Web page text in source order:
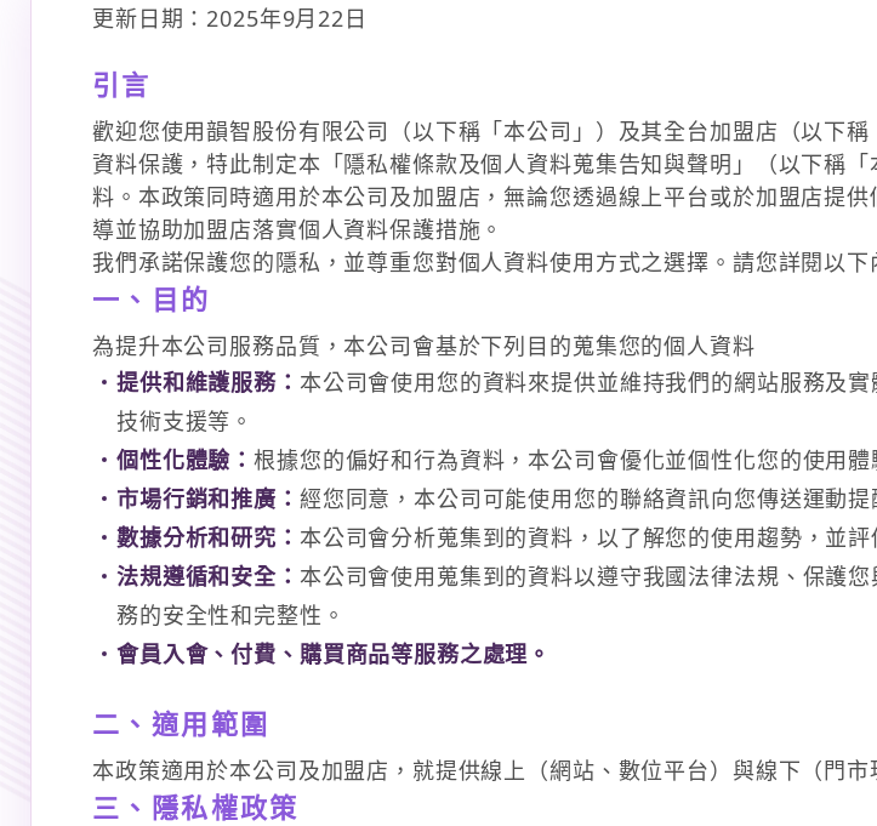
更新日期：2025年9月22日
引言
歡迎您使用韻智股份有限公司（以下稱「本公司」）及其全台加盟店（以下
資料保護，特此制定本「隱私權條款及個人資料蒐集告知與聲明」（以下稱
料。本政策同時適用於本公司及加盟店，無論您透過線上平台或於加盟店提
導並協助加盟店落實個人資料保護措施。
我們承諾保護您的隱私，並尊重您對個人資料使用方式之選擇。請您詳閱以
一、目的
為提升本公司服務品質，本公司會基於下列目的蒐集您的個人資料
提供和維護服務： 本公司會使用您的資料來提供並維持我們的網站服務及
技術支援等。
個性化體驗：根據您的偏好和行為資料，本公司會優化並個性化您的使用
市場行銷和推廣： 經您同意，本公司可能使用您的聯絡資訊向您傳送運動
數據分析和研究： 本公司會分析蒐集到的資料，以了解您的使用趨勢，並
法規遵循和安全： 本公司會使用蒐集到的資料以遵守我國法律法規、保護
務的安全性和完整性。
會員入會、付費、購買商品等服務之處理。
二、適用範圍
本政策適用於本公司及加盟店，就提供線上（網站、數位平台）與線下（門
三、隱私權政策